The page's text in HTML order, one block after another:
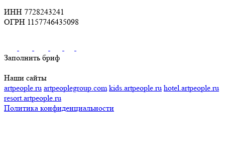
ИНН 7728243241
ОГРН 1157746435098
Заполнить бриф
Наши сайты
artpeople.ru artpeoplegroup.com kids.artpeople.ru hotel.artpeople.ru
resort.artpeople.ru
Политика конфиденциальности